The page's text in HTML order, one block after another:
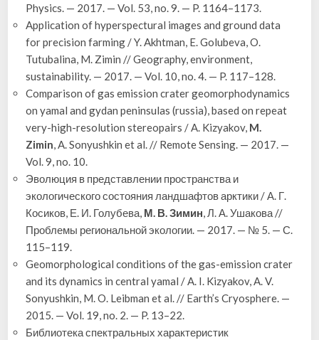
Physics. — 2017. — Vol. 53, no. 9. — P. 1164–1173.
Application of hyperspectural images and ground data
for precision farming / Y. Akhtman, E. Golubeva, O.
Tutubalina, M. Zimin // Geography, environment,
sustainability. — 2017. — Vol. 10, no. 4. — P. 117–128.
Comparison of gas emission crater geomorphodynamics
on yamal and gydan peninsulas (russia), based on repeat
very-high-resolution stereopairs / A. Kizyakov, M.
Zimin, A. Sonyushkin et al. // Remote Sensing. — 2017. —
Vol. 9, no. 10.
Эволюция в представлении пространства и
экологического состояния ландшафтов арктики / А. Г.
Косиков, Е. И. Голубева, М. В. Зимин, Л. А. Ушакова //
Проблемы региональной экологии. — 2017. — № 5. — С.
115–119.
Geomorphological conditions of the gas-emission crater
and its dynamics in central yamal / A. I. Kizyakov, A. V.
Sonyushkin, M. O. Leibman et al. // Earth’s Cryosphere. —
2015. — Vol. 19, no. 2. — P. 13–22.
Библиотека спектральных характеристик